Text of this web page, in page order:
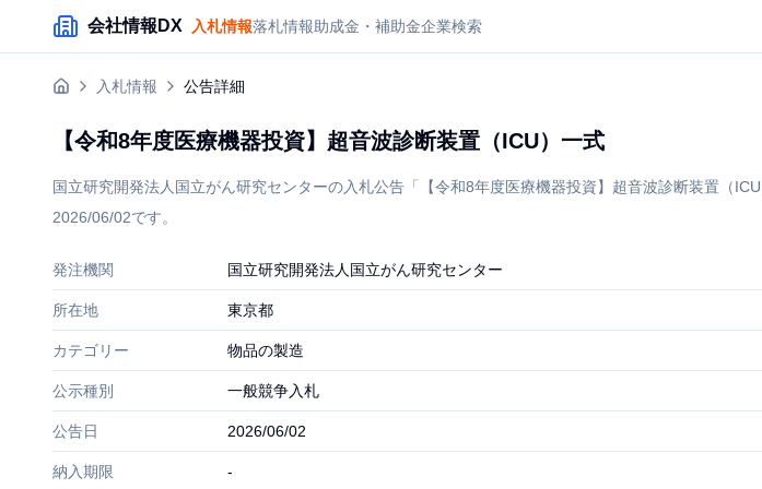
メインコンテンツにスキップ
会社情報DX 入札情報落札情報助成金・補助金企業検索
入札情報 公告詳細
【令和8年度医療機器投資】超音波診断装置（ICU）一式
国立研究開発法人国立がん研究センターの入札公告「【令和8年度医療機器投資】超音波診断装置（
2026/06/02です。
発注機関 国立研究開発法人国立がん研究センター
所在地 東京都
カテゴリー 物品の製造
公示種別 一般競争入札
公告日 2026/06/02
納入期限 -